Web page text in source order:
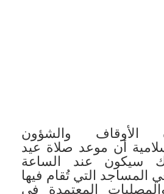
الأوقاف والشؤون
أن موعد صلاة عيد
سيكون عند الساعة
المساجد التي تُقام فيها
المعتمدة في